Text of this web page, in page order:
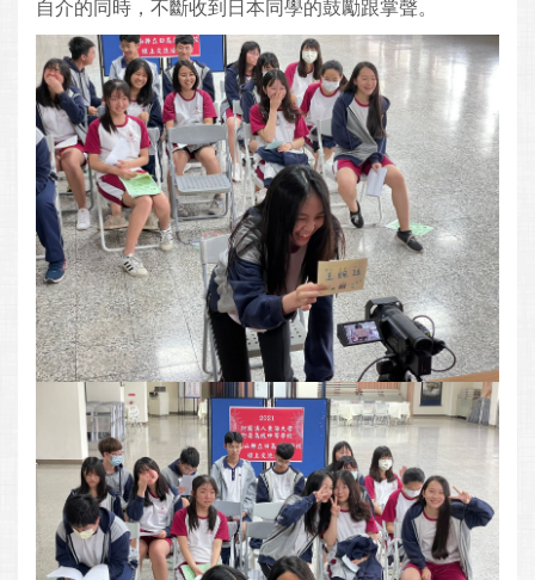
自介的同時，不斷收到日本同學的鼓勵跟掌聲。